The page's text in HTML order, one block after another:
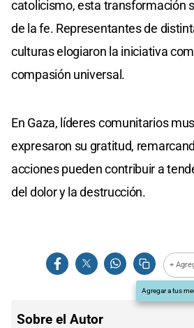
catolicismo, esta transformación
de la fe. Representantes de
culturas elogiaron la iniciativa
compasión universal.
En Gaza, líderes comunitarios
expresaron su gratitud,
acciones pueden contribuir a
del dolor y la destrucción.
+
Agregar a tus
Sobre el Autor